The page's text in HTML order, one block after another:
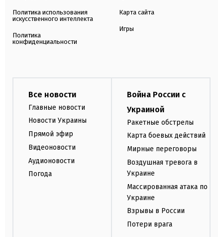
Политика использования
искусственного интеллекта
Политика
конфиденциальности
Карта сайта
Игры
Все новости
Главные новости
Новости Украины
Прямой эфир
Видеоновости
Аудионовости
Погода
Война России с
Украиной
Ракетные обстрелы
Карта боевых действий
Мирные переговоры
Воздушная тревога в
Украине
Массированная атака по
Украине
Взрывы в России
Потери врага